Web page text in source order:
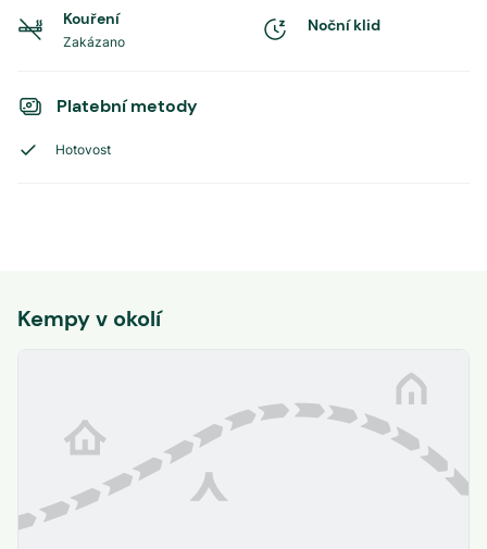
Kouření
Zakázano
Noční klid
Platební metody
Hotovost
Kempy v okolí